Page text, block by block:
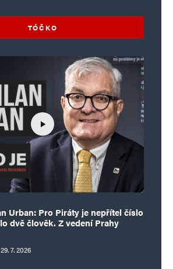
TÓČKO
Urban: Pro Piráty je nepřítel číslo
dvě člověk. Z vedení Prahy
29. 7. 2026